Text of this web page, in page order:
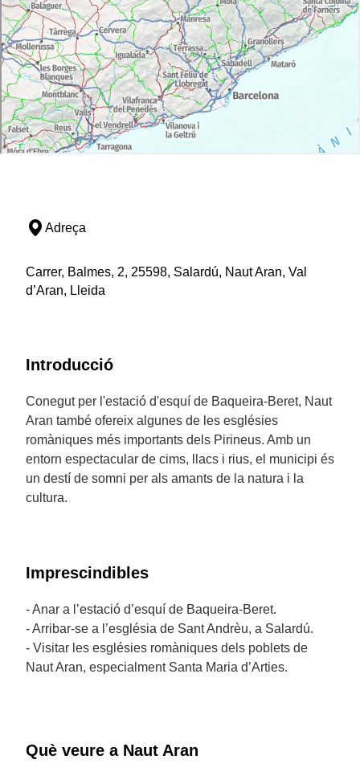
Adreça
Carrer, Balmes, 2, 25598, Salardú, Naut Aran, Val
d’Aran, Lleida
Introducció
Conegut per l'estació d'esquí de Baqueira-Beret, Naut
Aran també ofereix algunes de les esglésies
romàniques més importants dels Pirineus. Amb un
entorn espectacular de cims, llacs i rius, el municipi és
un destí de somni per als amants de la natura i la
cultura.
Imprescindibles
- Anar a l’estació d’esquí de Baqueira-Beret.
- Arribar-se a l’església de Sant Andrèu, a Salardú.
- Visitar les esglésies romàniques dels poblets de
Naut Aran, especialment Santa Maria d’Arties.
Què veure a Naut Aran